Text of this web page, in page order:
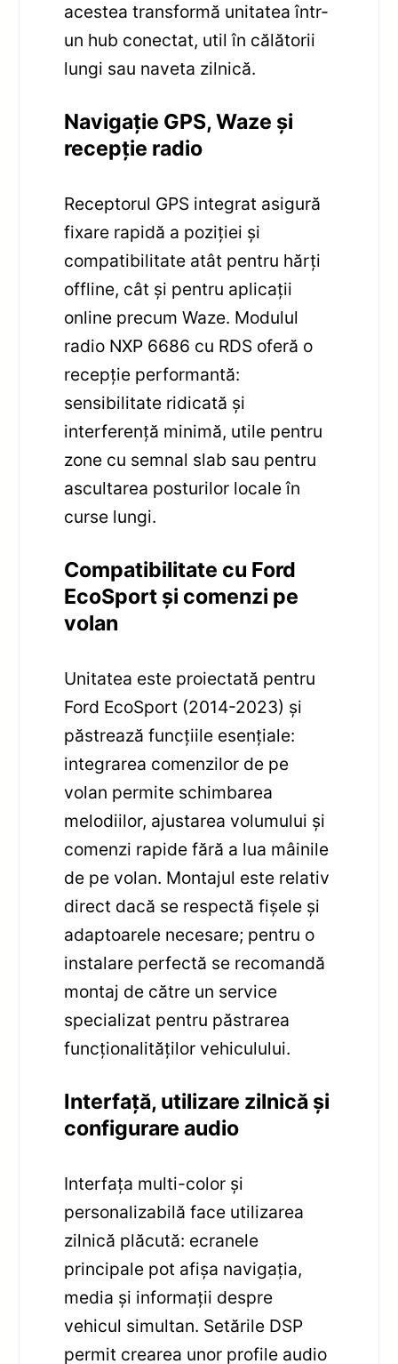
acestea transformă unitatea într-
un hub conectat, util în călătorii
lungi sau naveta zilnică.
Navigație GPS, Waze și
recepție radio
Receptorul GPS integrat asigură
fixare rapidă a poziției și
compatibilitate atât pentru hărți
offline, cât și pentru aplicații
online precum Waze. Modulul
radio NXP 6686 cu RDS oferă o
recepție performantă:
sensibilitate ridicată și
interferență minimă, utile pentru
zone cu semnal slab sau pentru
ascultarea posturilor locale în
curse lungi.
Compatibilitate cu Ford
EcoSport și comenzi pe
volan
Unitatea este proiectată pentru
Ford EcoSport (2014-2023) și
păstrează funcțiile esențiale:
integrarea comenzilor de pe
volan permite schimbarea
melodiilor, ajustarea volumului și
comenzi rapide fără a lua mâinile
de pe volan. Montajul este relativ
direct dacă se respectă fișele și
adaptoarele necesare; pentru o
instalare perfectă se recomandă
montaj de către un service
specializat pentru păstrarea
funcționalităților vehiculului.
Interfață, utilizare zilnică și
configurare audio
Interfața multi-color și
personalizabilă face utilizarea
zilnică plăcută: ecranele
principale pot afișa navigația,
media și informații despre
vehicul simultan. Setările DSP
permit crearea unor profile audio